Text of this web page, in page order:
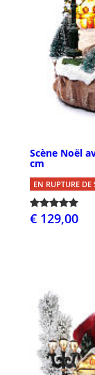
Scène Noël
cm
EN RUPTURE DE
€ 129,00